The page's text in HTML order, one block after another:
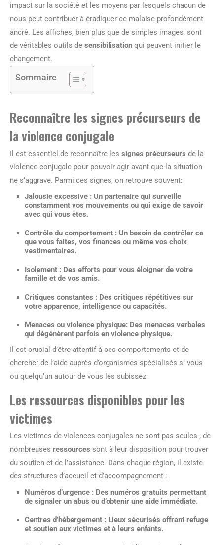
impact sur la société et les moyens par lesquels chacun de
nous peut contribuer à éradiquer ce malaise profondément
ancré. Les affiches, bien plus que de simples images, sont
de véritables outils de sensibilisation qui peuvent initier le
changement.
Sommaire
Reconnaître les signes précurseurs de
la violence conjugale
Il est essentiel de reconnaître les signes précurseurs de la
violence conjugale pour pouvoir agir avant que la situation
ne s’aggrave. Parmi ces signes, on retrouve souvent:
Jalousie excessive : Un partenaire qui surveille
constamment vos mouvements ou qui exige de savoir
avec qui vous êtes.
Contrôle du comportement : Un besoin de contrôler ce
que vous faites, vos finances ou même vos choix
vestimentaires.
Isolement : Des efforts pour vous éloigner de votre
famille et de vos amis.
Critiques constantes : Des critiques répétitives sur
votre apparence, intelligence ou capacités.
Menaces ou violence physique: Des menaces verbales
qui dégénèrent parfois en violence physique.
Il est crucial d’être attentif à ces comportements et de
chercher de l’aide auprès d’organismes spécialisés si vous
ou quelqu’un autour de vous les subissez.
Les ressources disponibles pour les
victimes
Les victimes de violences conjugales ne sont pas seules ; de
nombreuses ressources sont à leur disposition pour trouver
du soutien et de l’assistance. Dans chaque région, il existe
des structures d’accueil et d’accompagnement :
Numéros d’urgence : Des numéros gratuits permettant
de signaler un abus ou d’obtenir une aide immédiate.
Centres d’hébergement : Lieux sécurisés offrant refuge
et soutien aux victimes et à leurs enfants.